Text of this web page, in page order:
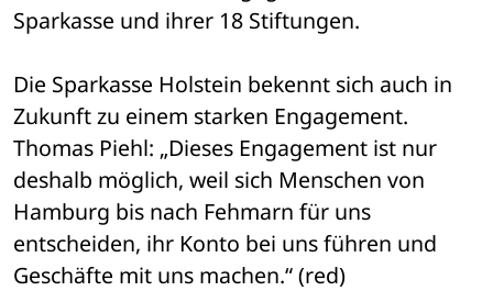
Sparkasse und ihrer 18 Stiftungen.
Die Sparkasse Holstein bekennt sich auch in
Zukunft zu einem starken Engagement.
Thomas Piehl: „Dieses Engagement ist nur
deshalb möglich, weil sich Menschen von
Hamburg bis nach Fehmarn für uns
entscheiden, ihr Konto bei uns führen und
Geschäfte mit uns machen.“ (red)